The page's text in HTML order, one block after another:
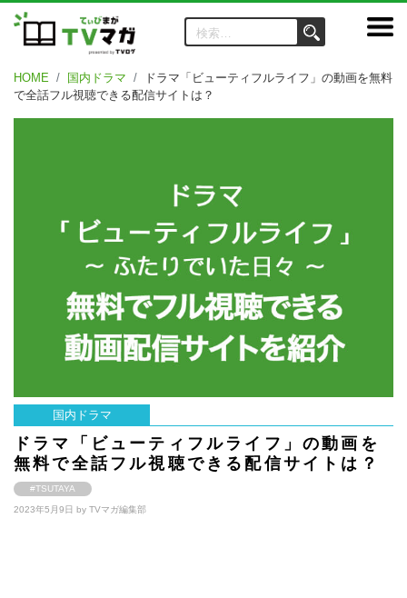
HOME 国内ドラマ
ドラマ「ビューティフルライフ」の動画を無料
で全話フル視聴できる配信サイトは？
国内ドラマ
ドラマ「ビューティフルライフ」の動画を
無料で全話フル視聴できる配信サイトは？
#TSUTAYA
2023年5月9日 by TVマガ編集部